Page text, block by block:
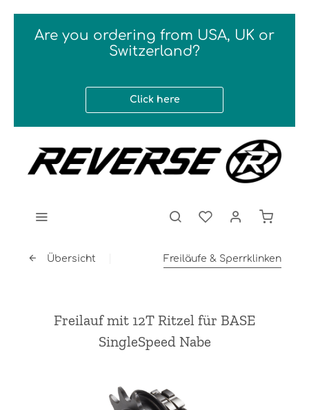
Are you ordering from USA, UK or
Switzerland?
Click here
Übersicht Freiläufe & Sperrklinken
Freilauf mit 12T Ritzel für BASE
SingleSpeed Nabe